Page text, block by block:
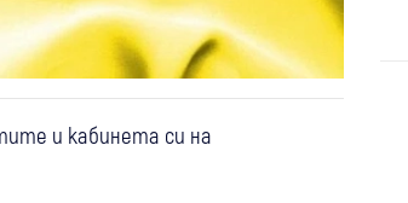
и кабинета си на